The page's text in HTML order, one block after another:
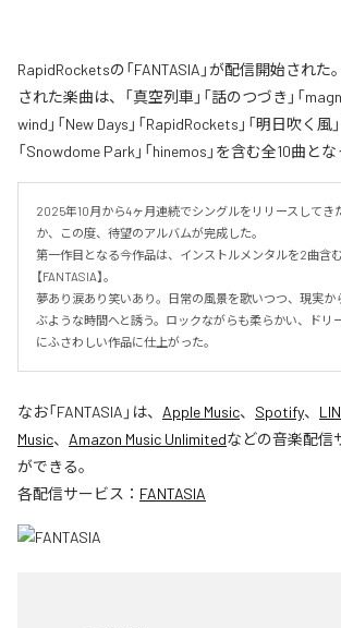
RapidRocketsの「FANTASIA」が配信開始され
された楽曲は、「真空列車」「話のつづき」「
wind」「New Days」「RapidRockets」「明日吹く風
「Snowdome Park」「hinemos」を含む全10曲とな
2025年10月から4ヶ月連続でシングルをリリースしてき
か、この度、待望のアルバムが完成した。
第一作目となる今作品は、インストルメンタルを2曲含
【FANTASIA】。
夢あり涙あり笑いあり。日常の風景を歌いつつ、現実か
ぶような時間へと誘う。ロックながらも柔らかい、ドリ
にふさわしい作品に仕上がった。
なお「FANTASIA 」は、 Apple Music、 Spotify、
Music、 Amazon Music Unlimitedなどの音楽配信
ができる。
各配信サービス： FANTASIA